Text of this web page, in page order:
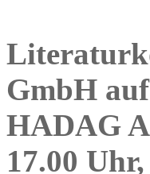
GmbH
HADAG
17.00